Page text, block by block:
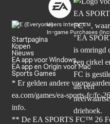
Users Interact
In-game Purchases
Startpagina
Kopen
Nieuws
EA app voor Windows
EA app en Origin voor Mac
Sports Games
* Er gelden andere
ea.com/games/ea-sports-fc/fc-
info.
** De EA SPORTS FC™ 26